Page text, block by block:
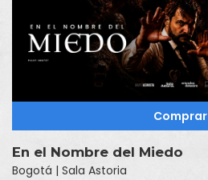
Comprar
En el Nombre del Miedo
Bogotá | Sala Astoria